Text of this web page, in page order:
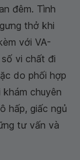
đêm. Tình
thở khi
với VA-
vi chất đi
do phối hợp
chuyên
hấp, giấc ngủ
tư vấn và